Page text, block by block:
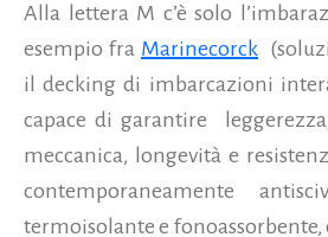
Alla lettera M c’è solo
esempio fra Marinecorck
il decking di imbarcazioni
capace di garantire
meccanica, longevità e
contemporaneamente
termoisolante e